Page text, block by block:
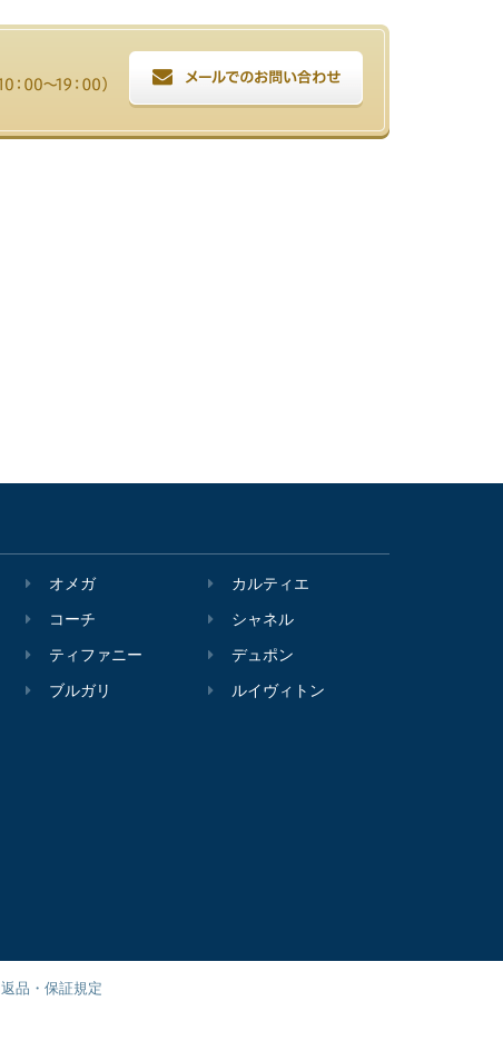
オメガ カルティエ
コーチ シャネル
ティファニー デュポン
ブルガリ ルイヴィトン
返品・保証規定